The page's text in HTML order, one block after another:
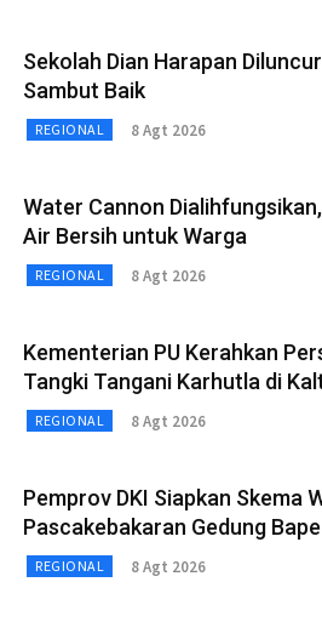
Sekolah Dian Harapan
Sambut Baik
REGIONAL 8 Agt 2026
Water Cannon
Air Bersih untuk Warga
REGIONAL 8 Agt 2026
Kementerian PU Kerahkan
Tangki Tangani Karhutla di
REGIONAL 8 Agt 2026
Pemprov DKI Siapkan Skema
Pascakebakaran Gedung
REGIONAL 8 Agt 2026